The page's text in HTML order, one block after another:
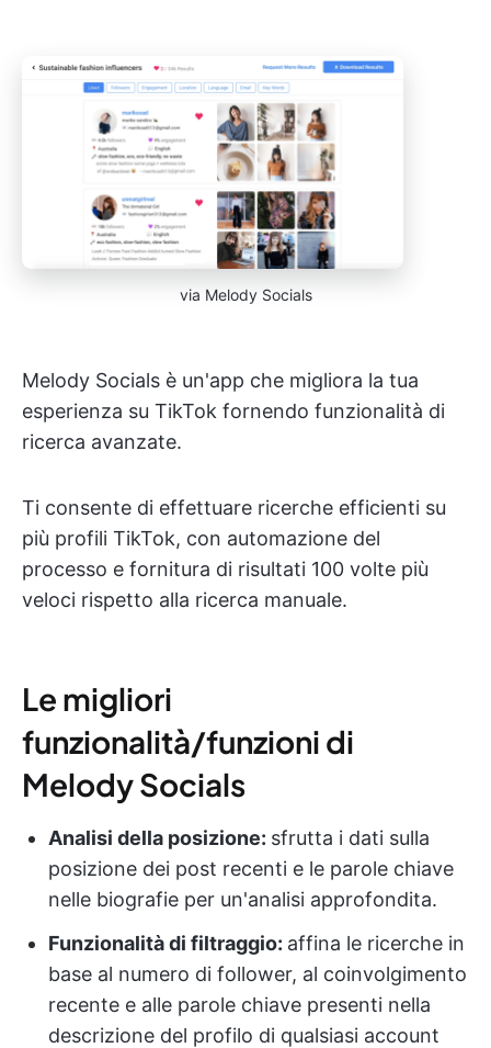
via Melody Socials
Melody Socials è un'app che migliora la tua
esperienza su TikTok fornendo funzionalità di
ricerca avanzate.
Ti consente di effettuare ricerche efficienti su
più profili TikTok, con automazione del
processo e fornitura di risultati 100 volte più
veloci rispetto alla ricerca manuale.
Le migliori
funzionalità/funzioni di
Melody Socials
Analisi della posizione: sfrutta i dati sulla
posizione dei post recenti e le parole chiave
nelle biografie per un'analisi approfondita.
Funzionalità di filtraggio: affina le ricerche in
base al numero di follower, al coinvolgimento
recente e alle parole chiave presenti nella
descrizione del profilo di qualsiasi account